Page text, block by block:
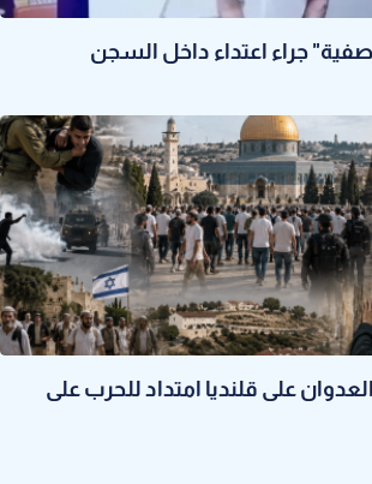
جراء اعتداء داخل السجن
على قلنديا امتداد للحرب على